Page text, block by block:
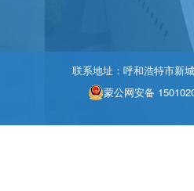
联系地址：呼和浩特市
蒙公网安备